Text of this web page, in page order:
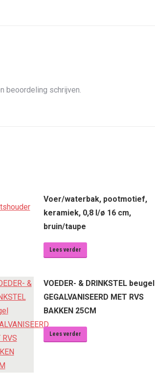
beoordeling schrijven.
Voer/waterbak, pootmotief,
keramiek, 0,8 l/ø 16 cm,
bruin/taupe
Lees verder
VOEDER- & DRINKSTEL beugel
GEGALVANISEERD MET RVS
BAKKEN 25CM
Lees verder